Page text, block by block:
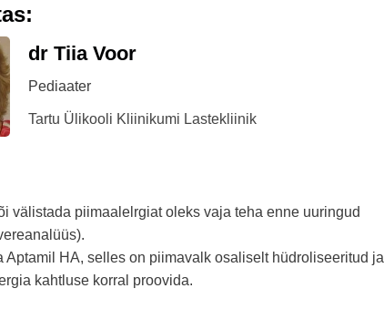
dr Tiia Voor
Pediaater
Tartu Ülikooli Kliinikumi Lastekliinik
välistada piimaalelrgiat oleks vaja teha enne uuringud
Aptamil HA, selles on piimavalk osaliselt hüdroliseeritud ja
kahtluse korral proovida.